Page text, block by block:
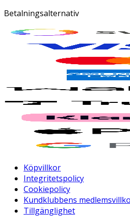
Betalningsalternativ
Köpvillkor
Integritetspolicy
Cookiepolicy
Kundklubbens
Tillgänglighet